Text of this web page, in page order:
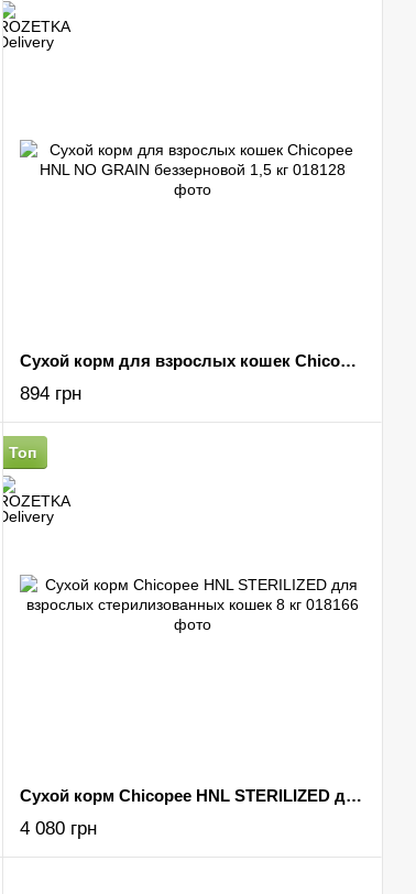
Сухой корм для взрослых кошек Chicopee HNL NO GRAIN беззерновой 1,5 кг
894 грн
Топ
Сухой корм Chicopee HNL STERILIZED для взрослых стерилизованных кошек 8 кг
4 080 грн